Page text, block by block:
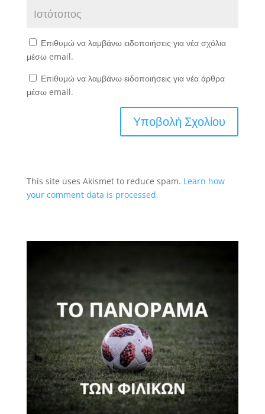
Επιθυμώ να λαμβάνω ειδοποιήσεις για νέα σχόλια
μέσω email.
Επιθυμώ να λαμβάνω ειδοποιήσεις για νέα άρθρα
μέσω email.
This site uses Akismet to reduce spam. Learn how
your comment data is processed.